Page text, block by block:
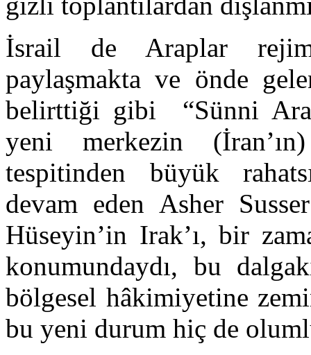
İsrail de Araplar
paylaşmakta ve önde
belirttiği gibi “Sünni
yeni merkezin
tespitinden büyük
devam eden Asher
Hüseyin’in Irak’ı, bir
konumundaydı, bu
bölgesel hâkimiyetine
bu yeni durum hiç de